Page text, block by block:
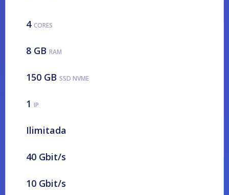
4 CORES
8 GB RAM
150 GB SSD NVME
1 IP
Ilimitada
40 Gbit/s
10 Gbit/s